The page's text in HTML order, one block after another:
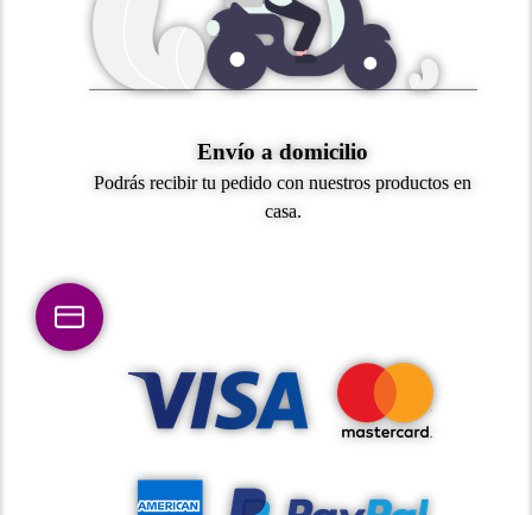
Envío a domicilio
Podrás recibir tu pedido con nuestros productos en
casa.